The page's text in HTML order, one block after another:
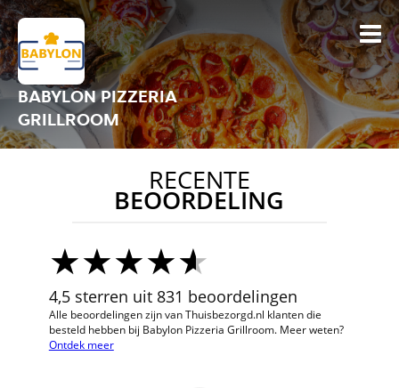
BABYLON PIZZERIA
GRILLROOM
RECENTE
BEOORDELING
4,5 sterren uit 831 beoordelingen
Alle beoordelingen zijn van Thuisbezorgd.nl klanten die
besteld hebben bij Babylon Pizzeria Grillroom. Meer weten?
Ontdek meer